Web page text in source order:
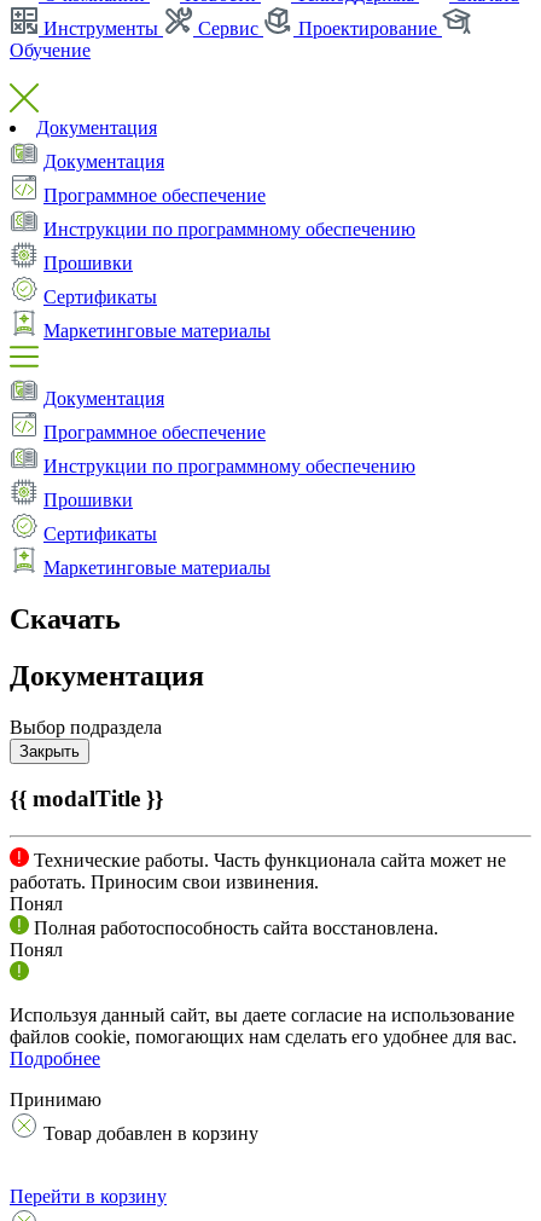
Инструменты
Сервис
Проектирование
Обучение
Документация
Документация
Программное обеспечение
Инструкции по программному обеспечению
Прошивки
Сертификаты
Маркетинговые материалы
Документация
Программное обеспечение
Инструкции по программному обеспечению
Прошивки
Сертификаты
Маркетинговые материалы
Скачать
Документация
Выбор подраздела
Закрыть
{{ modalTitle }}
Технические работы. Часть функционала сайта может не
работать. Приносим свои извинения.
Понял
Полная работоспособность сайта восстановлена.
Понял
Используя данный сайт, вы даете согласие на использование
файлов cookie, помогающих нам сделать его удобнее для вас.
Подробнее
Принимаю
Товар добавлен в корзину
Перейти в корзину